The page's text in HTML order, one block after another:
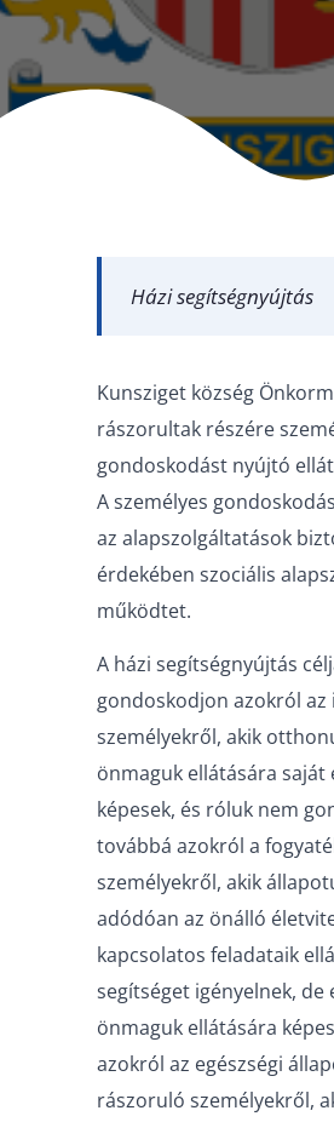
Házi segítségnyújtás
Kunsziget község
rászorultak részére
gondoskodást nyújtó
A személyes
az alapszolgáltatások
érdekében szociális
működtet.
A házi segítségnyújtás
gondoskodjon azokról az
személyekről, akik
önmaguk ellátására saját
képesek, és róluk nem
továbbá azokról a
személyekről, akik
adódóan az önálló
kapcsolatos feladataik
segítséget igényelnek, de
önmaguk ellátására
azokról az egészségi
rászoruló személyekről,